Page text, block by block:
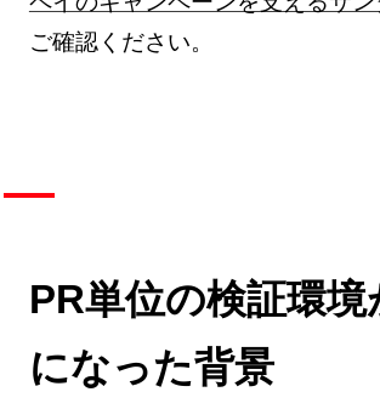
ご確認ください。
PR単位の検証環境
になった背景